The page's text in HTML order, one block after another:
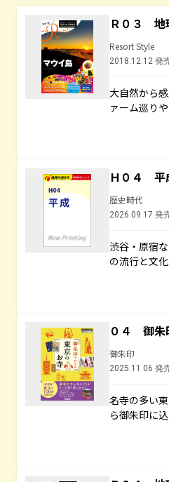
Ｒ０３ 地
Resort Style
2018.12.12 発
大自然から
ァーム巡り
Ｈ０４ 平
歴史時代
2026.09.17 発
渋谷・原宿
の流行と文
０４ 御朱
御朱印
2025.11.06 発
名寺の多い
ら御朱印に